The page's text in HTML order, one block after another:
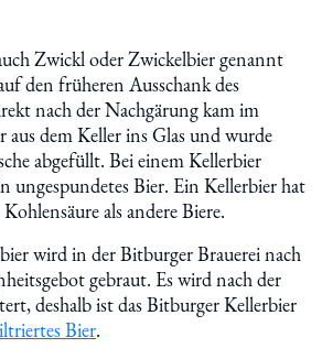
Zwickl oder Zwickelbier genannt
den früheren Ausschank des
nach der Nachgärung kam im
aus dem Keller ins Glas und wurde
abgefüllt. Bei einem Kellerbier
ungespundetes Bier. Ein Kellerbier hat
als andere Biere.
wird in der Bitburger Brauerei nach
gebraut. Es wird nach der
deshalb ist das Bitburger Kellerbier
Bier.